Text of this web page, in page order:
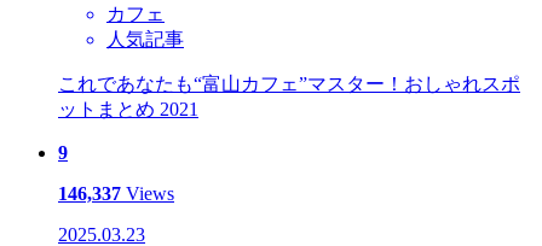
カフェ
人気記事
これであなたも“富山カフェ”マスター！おしゃれスポ
ットまとめ 2021
9
146,337 Views
2025.03.23